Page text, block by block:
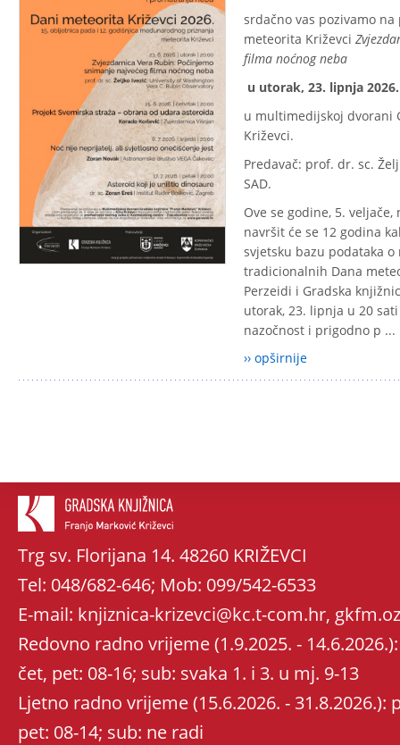
srdačno vas pozivamo
meteorita Križevci
filma noćnog neba
u utorak, 23. lipnja
u multimedijskoj dvorani
Križevci.
Predavač: prof. dr. sc.
SAD.
Ove se godine, 5.
navršit će se 12 godina
svjetsku bazu podataka
tradicionalnih Dana
Perzeidi i Gradska
utorak, 23. lipnja u 20
nazočnost i prigodno p ...
›› opširnije
Trg sv. Florijana 14. 48260 KRIŽEVCI
Tel: 048/682-646; Mob: 099/542-6533
E-mail: knjiznica-krizevci@kc.t-com.hr,
Redovno radno vrijeme (1.9.2025. -
čet, pet: 08-16; sub: svaka 1. i 3. u mj. 9-13
Ljetno radno vrijeme (15.6.2026. - 31.8.2026.):
pet: 08-14; sub: ne radi